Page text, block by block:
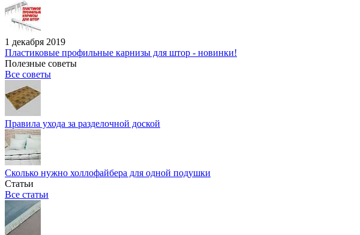
1 декабря 2019
Пластиковые профильные карнизы для штор - новинки!
Полезные советы
Все советы
Правила ухода за разделочной доской
Сколько нужно холлофайбера для одной подушки
Статьи
Все статьи